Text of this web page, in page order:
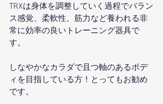
TRXは身体を調整していく過程でバラン
ス感覚、柔軟性、筋力など養われる非
常に効率の良いトレーニング器具で
す。
しなやかなカラダで且つ軸のあるボデ
ィを目指している方！とってもお勧め
です。